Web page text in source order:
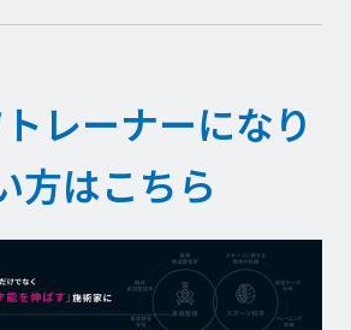
レーナーになり
方はこちら